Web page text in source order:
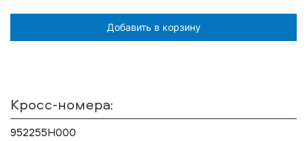
Добавить в корзину
Кросс-номера:
952255H000